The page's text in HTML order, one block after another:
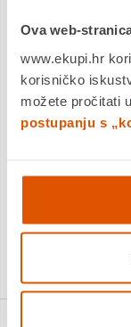
Ova web-
www.ekupi.hr
korisničko
možete pročitati u
postupanju s
Dostavljamo već
Platite
jednokratno i na
Povrat robe